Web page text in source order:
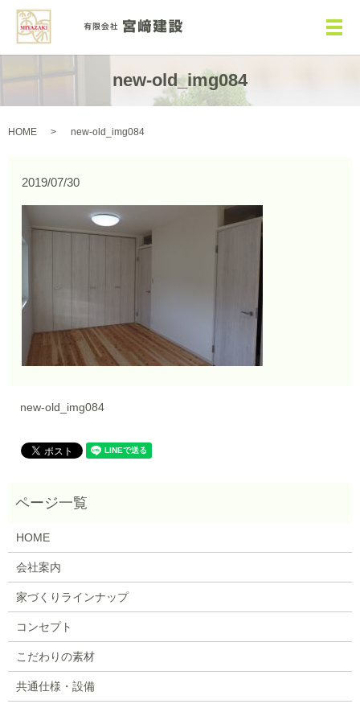
メ
new-old_img084
HOME new-old_img084
2019/07/30
new-old_img084
HOME
会社案内
家づくりラインナップ
コンセプト
こだわりの素材
共通仕様・設備